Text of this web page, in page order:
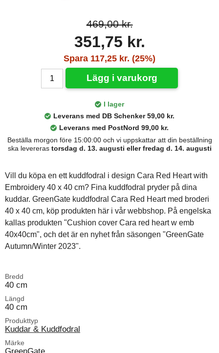
469,00 kr.
351,75 kr.
Spara 117,25 kr. (25%)
Lägg i varukorg
I lager
Leverans med DB Schenker 59,00 kr.
Leverans med PostNord 99,00 kr.
Beställa morgon före 15:00:00 och vi uppskattar att din beställning
ska levereras torsdag d. 13. augusti eller fredag d. 14. augusti
Vill du köpa en ett kuddfodral i design Cara Red Heart with
Embroidery 40 x 40 cm? Fina kuddfodral pryder på dina
kuddar. GreenGate kuddfodral Cara Red Heart med broderi
40 x 40 cm, köp produkten här i vår webbshop. På engelska
kallas produkten "Cushion cover Cara red heart w emb
40x40cm", och det är en nyhet från säsongen "GreenGate
Autumn/Winter 2023".
Bredd
40 cm
Längd
40 cm
Produkttyp
Kuddar & Kuddfodral
Märke
GreenGate